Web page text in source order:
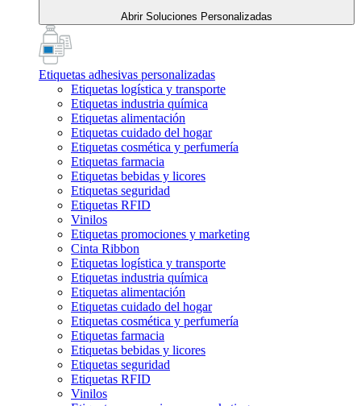
Abrir Soluciones Personalizadas
Etiquetas adhesivas personalizadas
Etiquetas logística y transporte
Etiquetas industria química
Etiquetas alimentación
Etiquetas cuidado del hogar
Etiquetas cosmética y perfumería
Etiquetas farmacia
Etiquetas bebidas y licores
Etiquetas seguridad
Etiquetas RFID
Vinilos
Etiquetas promociones y marketing
Cinta Ribbon
Etiquetas logística y transporte
Etiquetas industria química
Etiquetas alimentación
Etiquetas cuidado del hogar
Etiquetas cosmética y perfumería
Etiquetas farmacia
Etiquetas bebidas y licores
Etiquetas seguridad
Etiquetas RFID
Vinilos